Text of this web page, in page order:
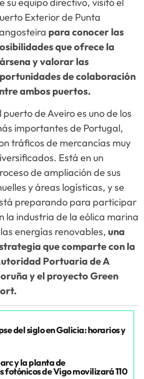
Exterior de Punta
para conocer las
que ofrece la
y valorar las
de colaboración
ambos puertos.
puerto de Aveiro es uno de los
importantes de Portugal,
tráficos de mercancías muy
Está en un
de ampliación de sus
y áreas logísticas, y se
preparando para participar
la industria de la eólica marina
energías renovables, una
que comparte con la
Portuaria de A
y el proyecto Green
del siglo en Galicia: horarios y
y la planta de
fotónicos de Vigo movilizará 110